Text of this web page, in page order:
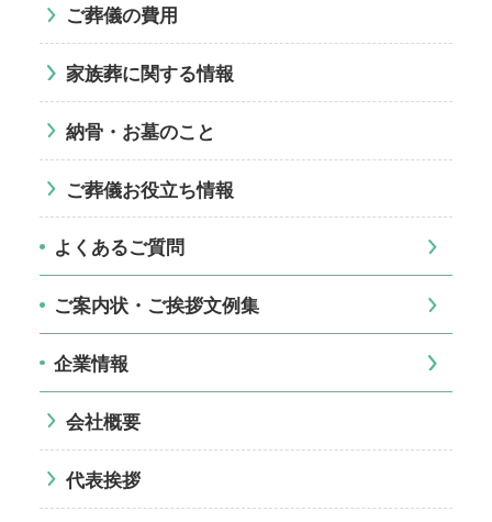
ご葬儀の費用
家族葬に関する情報
納骨・お墓のこと
ご葬儀お役立ち情報
よくあるご質問
ご案内状・ご挨拶文例集
企業情報
会社概要
代表挨拶